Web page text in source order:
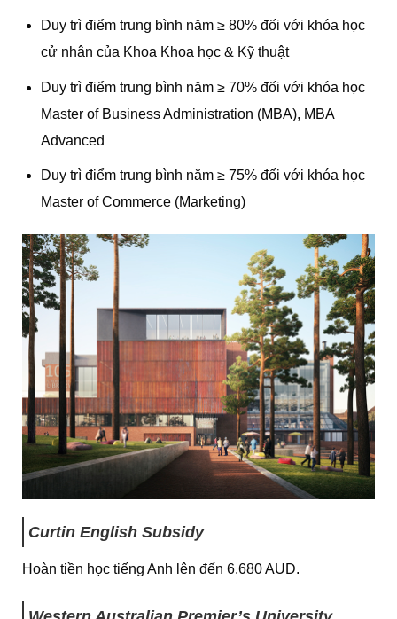
Duy trì điểm trung bình năm ≥ 80% đối với khóa học
cử nhân của Khoa Khoa học & Kỹ thuật
Duy trì điểm trung bình năm ≥ 70% đối với khóa học
Master of Business Administration (MBA), MBA
Advanced
Duy trì điểm trung bình năm ≥ 75% đối với khóa học
Master of Commerce (Marketing)
Curtin English Subsidy
Hoàn tiền học tiếng Anh lên đến 6.680 AUD.